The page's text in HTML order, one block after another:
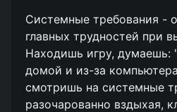
Системные требования -
главных трудностей при
Находишь игру, думаешь:
домой и из-за
смотришь на системные
разочарованно вздыхая,